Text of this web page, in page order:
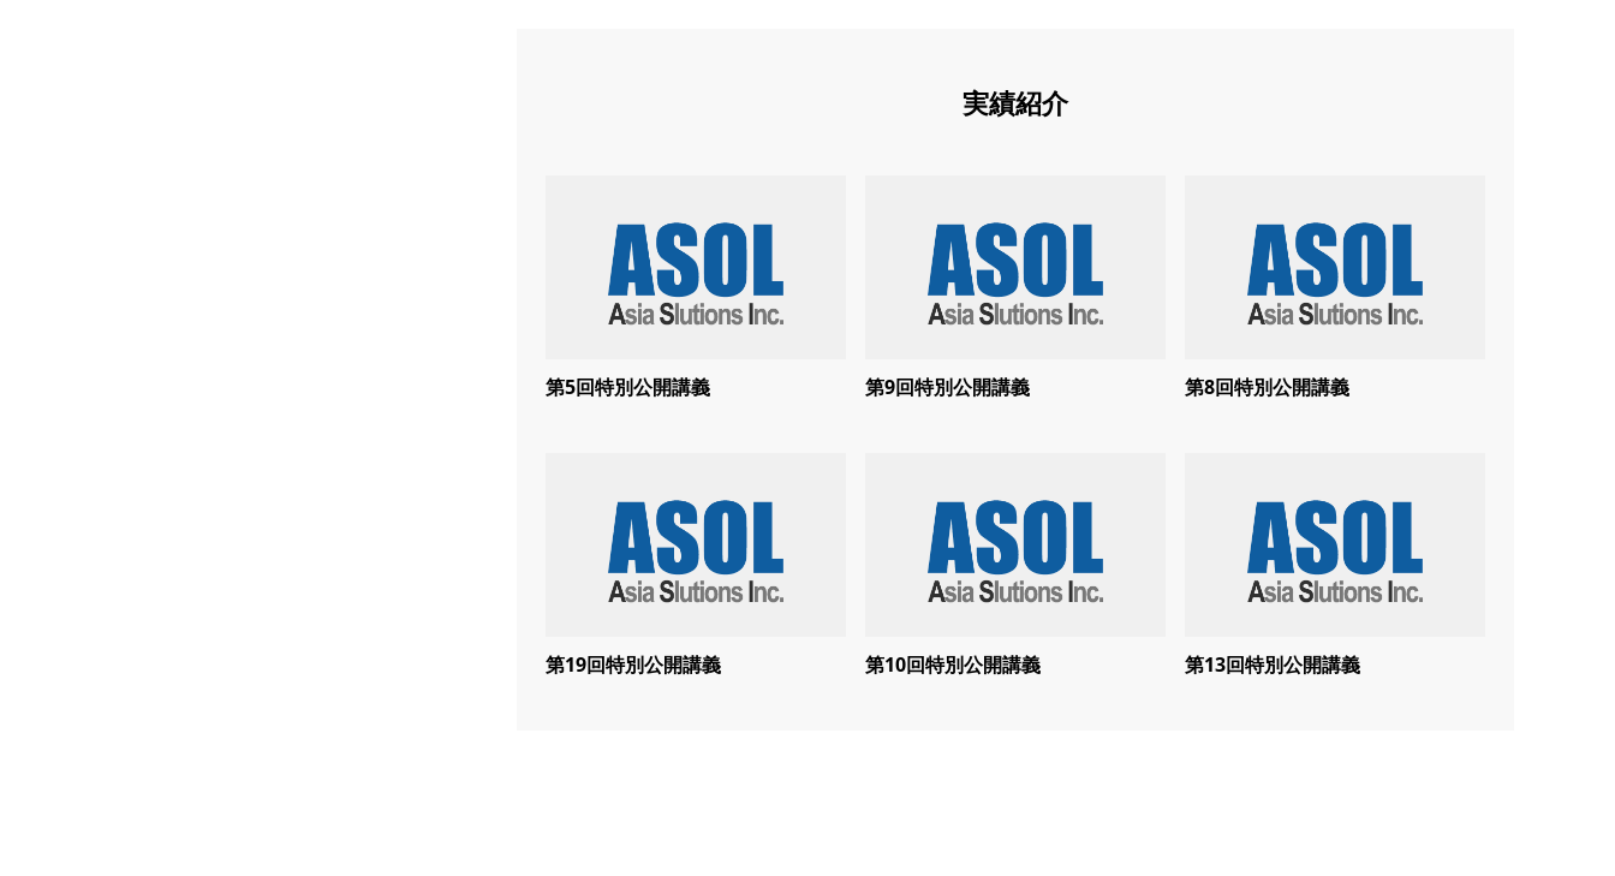
実績紹介
第5回特別公開講義 第9回特別公開講義 第8回特別公開講義
第19回特別公開講義 第10回特別公開講義 第13回特別公開講義